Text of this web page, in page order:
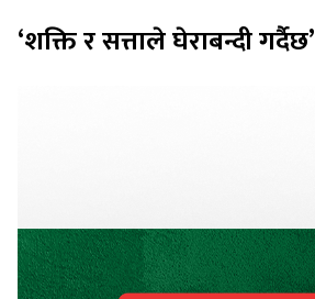
‘शक्ति र सत्ताले घेराबन्दी गर्दैछ’